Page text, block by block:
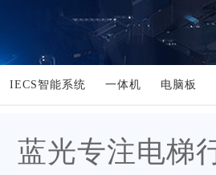
IECS智能系统 一体机 电脑板
蓝光专注电梯